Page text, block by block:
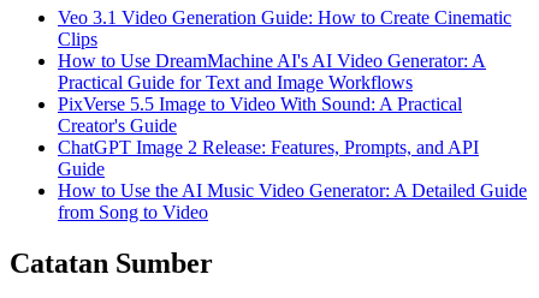
Veo 3.1 Video Generation Guide: How to Create Cinematic
Clips
How to Use DreamMachine AI's AI Video Generator: A
Practical Guide for Text and Image Workflows
PixVerse 5.5 Image to Video With Sound: A Practical
Creator's Guide
ChatGPT Image 2 Release: Features, Prompts, and API
Guide
How to Use the AI Music Video Generator: A Detailed Guide
from Song to Video
Catatan Sumber